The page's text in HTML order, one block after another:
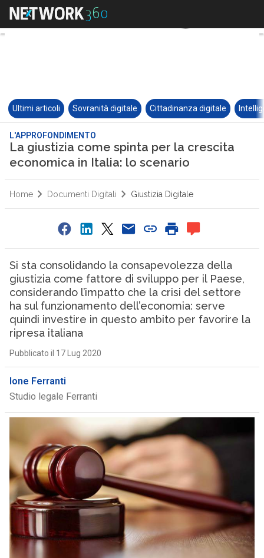
Ultimi articoli Sovranità digitale Cittadinanza digitale
L'APPROFONDIMENTO
La giustizia come spinta per la crescita
economica in Italia: lo scenario
Home Documenti Digitali Giustizia Digitale
Si sta consolidando la consapevolezza della
giustizia come fattore di sviluppo per il Paese,
considerando l’impatto che la crisi del settore
ha sul funzionamento dell’economia: serve
quindi investire in questo ambito per favorire la
ripresa italiana
Pubblicato il 17 Lug 2020
Ione Ferranti
Studio legale Ferranti